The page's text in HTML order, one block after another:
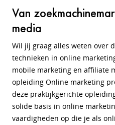
Van
media
Wil jij graag alles weten over
technieken in online
mobile marketing en affiliate
opleiding Online marketing
deze praktijkgerichte
solide basis in online
vaardigheden op die je als